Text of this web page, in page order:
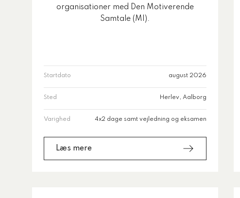
organisationer med Den Motiverende
Samtale (MI).
Startdato august 2026
Sted Herlev, Aalborg
Varighed 4x2 dage samt vejledning og eksamen
Læs mere